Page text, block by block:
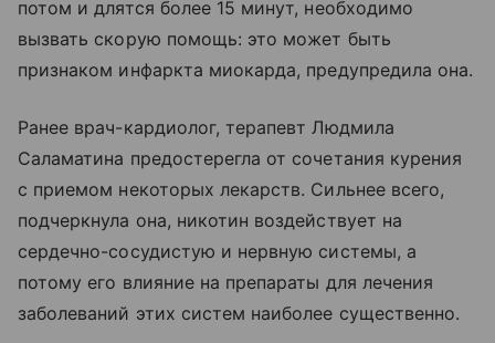
потом и длятся более 15 минут, необходимо
вызвать скорую помощь: это может быть
признаком инфаркта миокарда, предупредила она.
Ранее врач-кардиолог, терапевт Людмила
Саламатина предостерегла от сочетания курения
с приемом некоторых лекарств. Сильнее всего,
подчеркнула она, никотин воздействует на
сердечно-сосудистую и нервную системы, а
потому его влияние на препараты для лечения
заболеваний этих систем наиболее существенно.